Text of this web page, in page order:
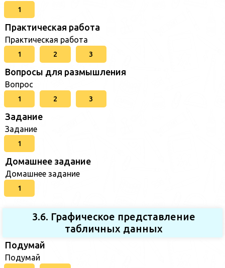
1
Практическая работа
Практическая работа
1 2 3
Вопросы для размышления
Вопрос
1 2 3
Задание
Задание
1
Домашнее задание
Домашнее задание
1
3.6. Графическое представление
табличных данных
Подумай
Подумай